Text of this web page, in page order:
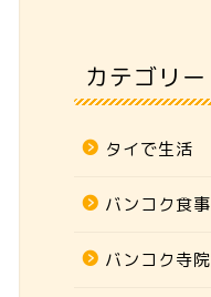
カテゴリー
タイで生活
バンコク食事
バンコク寺院